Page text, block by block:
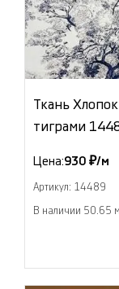
Ткань
тиграми
Цена:930 ₽/м
Артикул: 14489
В наличии 50.65 м